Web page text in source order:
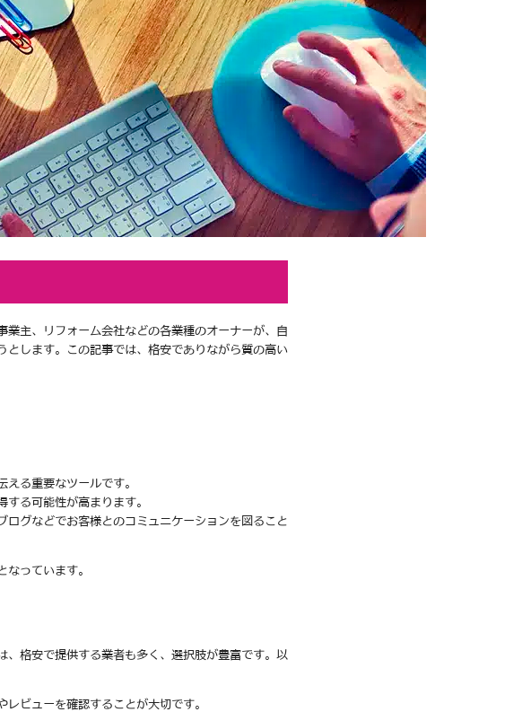
主、リフォーム会社などの各業種のオーナーが、自
します。この記事では、格安でありながら質の高い
る重要なツールです。
る可能性が高まります。
グなどでお客様とのコミュニケーションを図ること
っています。
格安で提供する業者も多く、選択肢が豊富です。以
ビューを確認することが大切です。